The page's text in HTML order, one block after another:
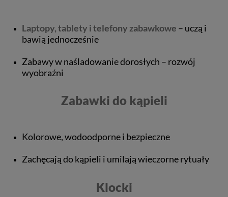
Laptopy, tablety i telefony zabawkowe – uczą i
bawią jednocześnie
Zabawy w naśladowanie dorosłych – rozwój
wyobraźni
Zabawki do kąpieli
Kolorowe, wodoodporne i bezpieczne
Zachęcają do kąpieli i umilają wieczorne rytuały
Klocki